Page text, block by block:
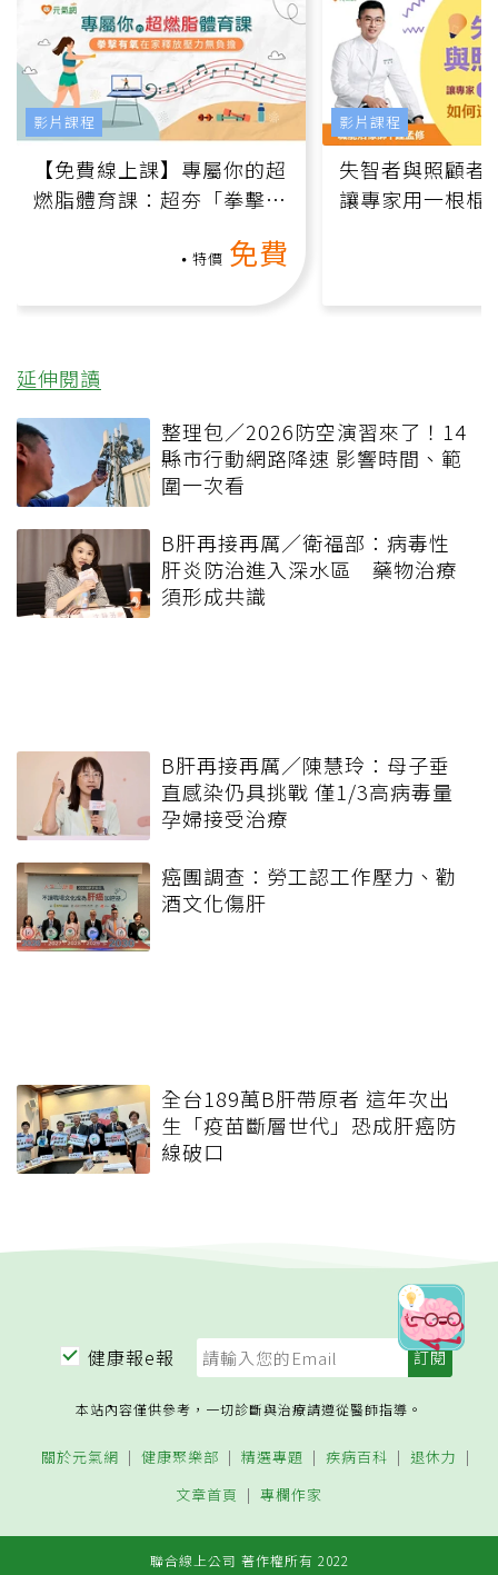
【免費線上課】專屬你的超
燃脂體育課：超夯「拳擊有
特價 免費
影片課程
失智者與照顧者
讓專家用一根棍
影片課程
延伸閱讀
整理包／2026防空演習來了！14
縣市行動網路降速 影響時間、範
圍一次看
B肝再接再厲／衛福部：病毒性
肝炎防治進入深水區 藥物治療
須形成共識
B肝再接再厲／陳慧玲：母子垂
直感染仍具挑戰 僅1/3高病毒量
孕婦接受治療
癌團調查：勞工認工作壓力、勸
酒文化傷肝
全台189萬B肝帶原者 這年次出
生「疫苗斷層世代」恐成肝癌防
線破口
健康報e報
本站內容僅供參考，一切診斷與治療請遵從醫師指導。
關於元氣網 健康聚樂部 精選專題 疾病百科
退休力
文章首頁
專欄作家
聯合線上公司 著作權所有 2022